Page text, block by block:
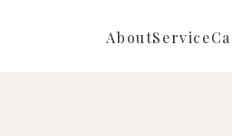
AboutService